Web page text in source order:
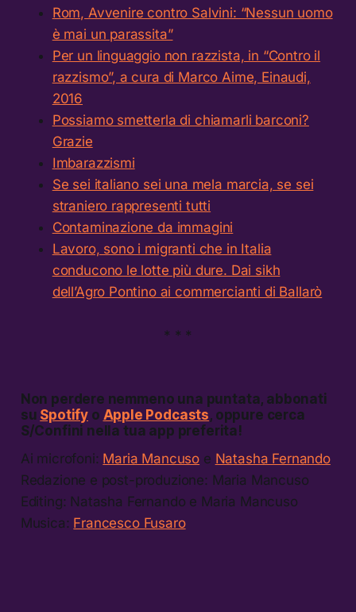
Rom, Avvenire contro Salvini: “Nessun uomo
è mai un parassita”
Per un linguaggio non razzista, in “Contro il
razzismo”, a cura di Marco Aime, Einaudi,
2016
Possiamo smetterla di chiamarli barconi?
Grazie
Imbarazzismi
Se sei italiano sei una mela marcia, se sei
straniero rappresenti tutti
Contaminazione da immagini
Lavoro, sono i migranti che in Italia
conducono le lotte più dure. Dai sikh
dell’Agro Pontino ai commercianti di Ballarò
* * *
Non perdere nemmeno una puntata, abbonati
su Spotify o Apple Podcasts, oppure cerca
S/Confini nella tua app preferita!
Ai microfoni: Maria Mancuso e Natasha Fernando
Redazione e post-produzione: Maria Mancuso
Editing: Natasha Fernando e Maria Mancuso
Musica: Francesco Fusaro